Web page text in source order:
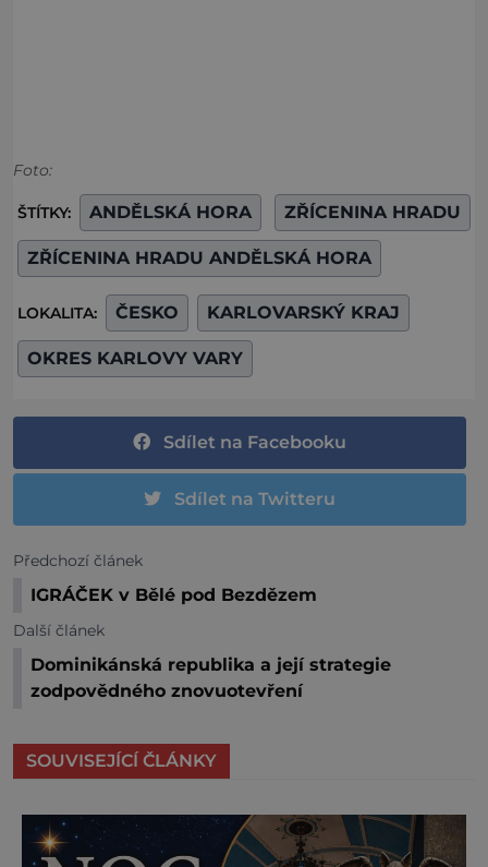
Foto:
ŠTÍTKY: ANDĚLSKÁ HORA ZŘÍCENINA HRADU
ZŘÍCENINA HRADU ANDĚLSKÁ HORA
LOKALITA: ČESKO KARLOVARSKÝ KRAJ
OKRES KARLOVY VARY
Sdílet na Facebooku
Sdílet na Twitteru
Předchozí článek
IGRÁČEK v Bělé pod Bezdězem
Další článek
Dominikánská republika a její strategie
zodpovědného znovuotevření
SOUVISEJÍCÍ ČLÁNKY